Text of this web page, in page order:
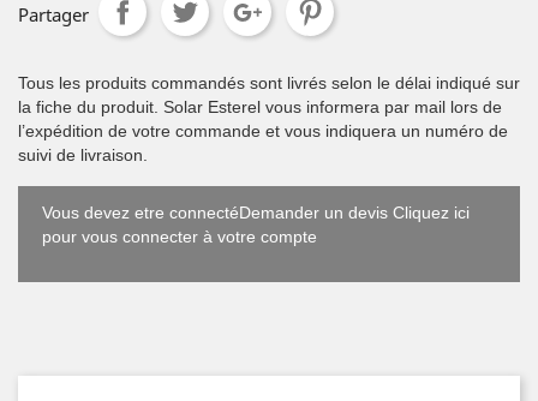
Partager
Tous les produits commandés sont livrés selon le délai indiqué sur
la fiche du produit. Solar Esterel vous informera par mail lors de
l’expédition de votre commande et vous indiquera un numéro de
suivi de livraison.
Vous devez etre connectéDemander un devis Cliquez ici
pour vous connecter à votre compte